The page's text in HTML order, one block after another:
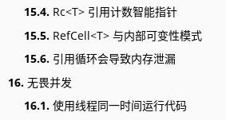
15.4. Rc<T> 引用计数智能指针
15.5. RefCell<T> 与内部可变性模式
15.6. 引用循环会导致内存泄漏
16. 无畏并发
16.1. 使用线程同一时间运行代码